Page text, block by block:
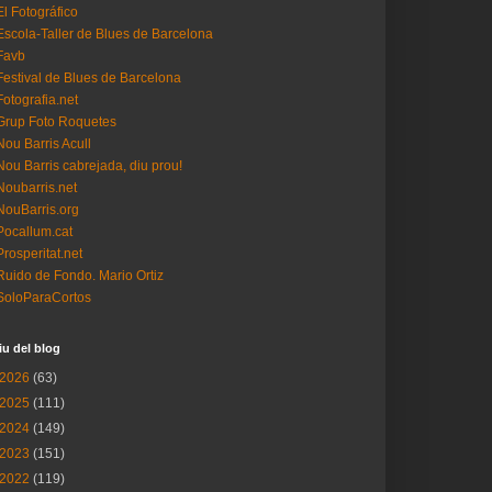
Fotográfico
Taller de Blues de Barcelona
de Blues de Barcelona
Foto Roquetes
Barris Acull
Barris cabrejada, diu prou!
de Fondo. Mario Ortiz
del blog
2026 (63)
2025 (111)
2024 (149)
2023 (151)
2022 (119)